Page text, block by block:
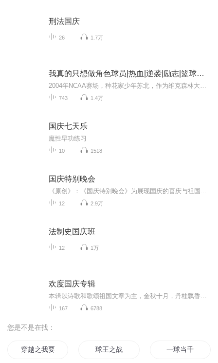
刑法国庆
26 1.7万
我真的只想做角色球员|热血|逆袭|励志|篮球运动|竞技
743 1.4万
国庆七天乐
魔性早功练习
10 1518
国庆特别晚会
12 2.9万
法制史国庆班
12 1万
欢度国庆专辑
167 6788
您是不是在找：
穿越之我要回地球 球王之战 一球当千